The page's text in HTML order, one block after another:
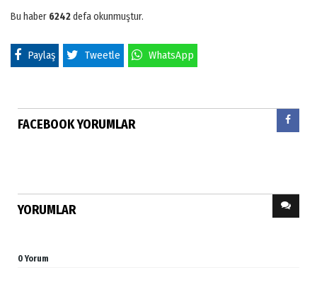
Bu haber 6242defa okunmuştur.
Paylaş Tweetle WhatsApp
FACEBOOK YORUMLAR
YORUMLAR
0 Yorum